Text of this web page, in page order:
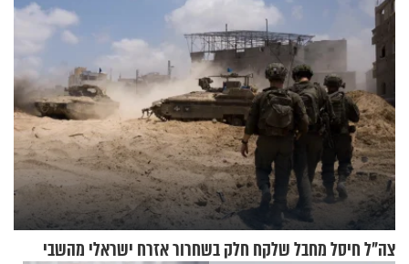
צה"ל חיסל מחבל שלקח חלק בשחרור אזרח ישראלי מהשבי